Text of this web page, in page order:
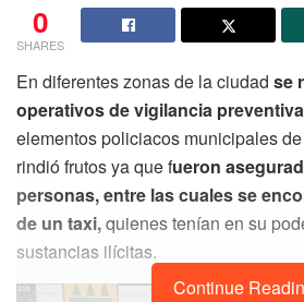
0
SHARES
En diferentes zonas de la ciudad se
operativos de vigilancia preventiva
elementos policiacos municipales
rindió frutos ya que fueron
personas, entre las cuales se
de un taxi,quienes tenían en su
sustancias ilícitas.
Continue